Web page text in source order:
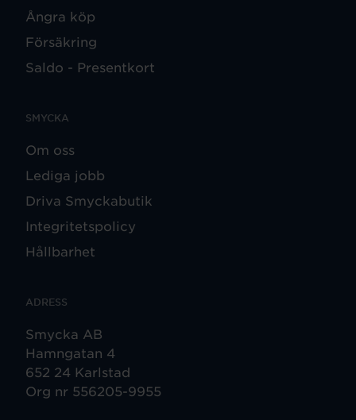
Ångra köp
Försäkring
Saldo - Presentkort
SMYCKA
Om oss
Lediga jobb
Driva Smyckabutik
Integritetspolicy
Hållbarhet
ADRESS
Smycka AB
Hamngatan 4
652 24 Karlstad
Org nr 556205-9955